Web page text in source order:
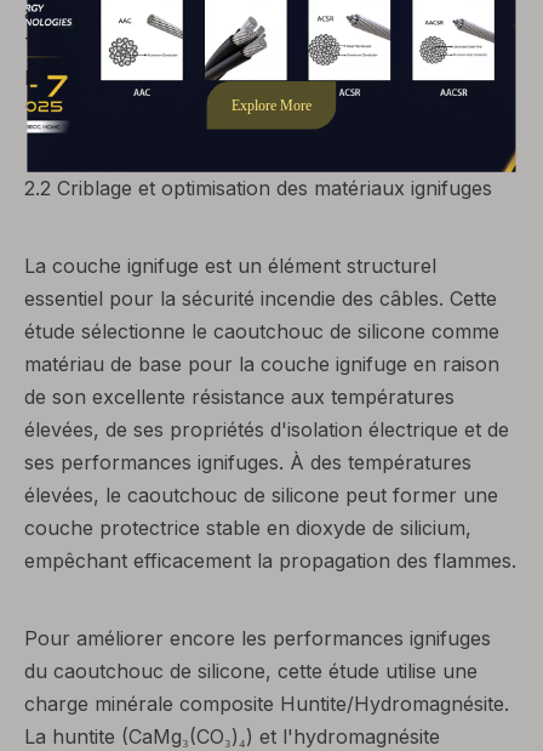
atteint 300 % ; la résistance à l'abrasion (abrasion
Taber) s'améliore de 15 % par rapport au PU pur ;
l'indice limite d'oxygène (LOI) augmente de 18 % à 28
%, répondant à la norme ignifuge UL 94 V-0.
2.2 Criblage et optimisation des matériaux ignifuges
La couche ignifuge est un élément structurel
essentiel pour la sécurité incendie des câbles. Cette
étude sélectionne le caoutchouc de silicone comme
matériau de base pour la couche ignifuge en raison
de son excellente résistance aux températures
élevées, de ses propriétés d'isolation électrique et de
ses performances ignifuges. À des températures
élevées, le caoutchouc de silicone peut former une
couche protectrice stable en dioxyde de silicium,
empêchant efficacement la propagation des flammes.
Pour améliorer encore les performances ignifuges
du caoutchouc de silicone, cette étude utilise une
charge minérale composite Huntite/Hydromagnésite.
La huntite (CaMg₃(CO₃)₄) et l'hydromagnésite